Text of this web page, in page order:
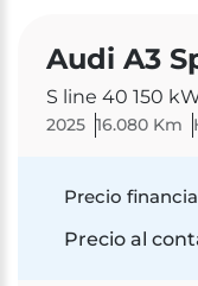
Audi A3
S line 40 150
2025 16.080 Km
Precio
Precio al